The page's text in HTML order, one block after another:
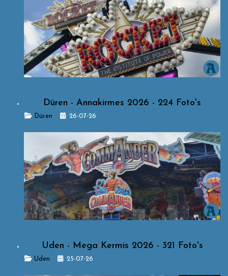
Düren - Annakirmes 2026 - 224 Foto's
Details
Düren 26-07-26
Uden - Mega Kermis 2026 - 321 Foto's
Details
Uden 25-07-26